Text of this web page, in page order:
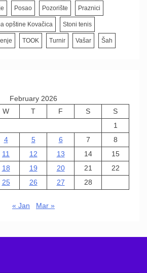
Posao Pozorište Praznici
opštine Kovačica Stoni tenis
TOOK Turnir Vašar Šah
February 2026
W T F S
S
1
4 5 6 7
8
11 12 13 14
15
18 19 20 21
22
25 26 27 28
« Jan Mar »